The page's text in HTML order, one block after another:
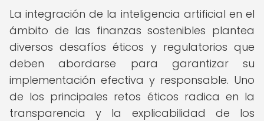
La integración de la inteligencia artificial en el
ámbito de las finanzas sostenibles plantea
diversos desafíos éticos y regulatorios que
deben abordarse para garantizar su
implementación efectiva y responsable. Uno
de los principales retos éticos radica en la
transparencia y la explicabilidad de los